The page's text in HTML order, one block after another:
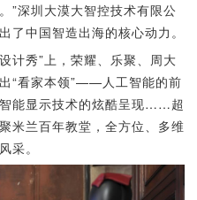
”深圳大漠大智控技术有限公
了中国智造出海的核心动力。
计秀”上，荣耀、乐聚、周大
“看家本领”——人工智能的前
能显示技术的炫酷呈现……超
米兰百年教堂，全方位、多维
采。